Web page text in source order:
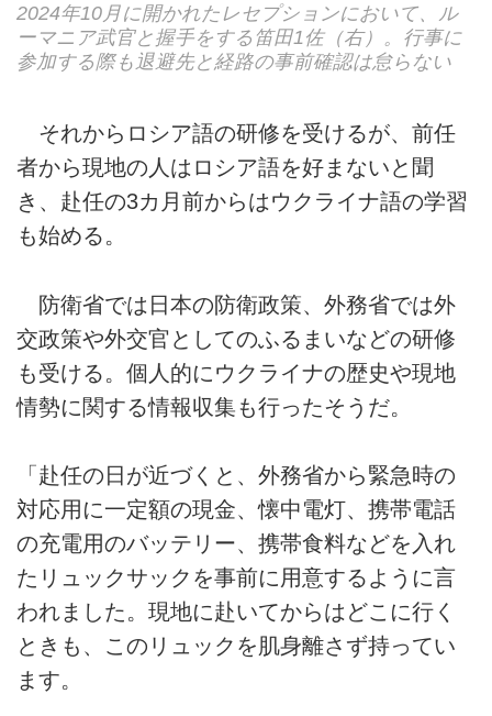
2024年10月に開かれたレセプションにおいて、ル
ーマニア武官と握手をする笛田1佐（右）。行事に
参加する際も退避先と経路の事前確認は怠らない
それからロシア語の研修を受けるが、前任
者から現地の人はロシア語を好まないと聞
き、赴任の3カ月前からはウクライナ語の学習
も始める。
防衛省では日本の防衛政策、外務省では外
交政策や外交官としてのふるまいなどの研修
も受ける。個人的にウクライナの歴史や現地
情勢に関する情報収集も行ったそうだ。
「赴任の日が近づくと、外務省から緊急時の
対応用に一定額の現金、懐中電灯、携帯電話
の充電用のバッテリー、携帯食料などを入れ
たリュックサックを事前に用意するように言
われました。現地に赴いてからはどこに行く
ときも、このリュックを肌身離さず持ってい
ます。